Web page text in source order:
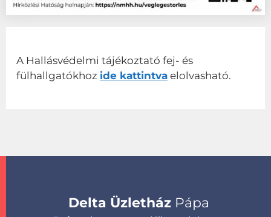
A Hallásvédelmi tájékoztató fej- és
fülhallgatókhoz ide kattintva elolvasható.
Delta ÜzletházPápa